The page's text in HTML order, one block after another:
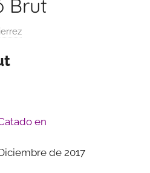
Brut
en
de 2017